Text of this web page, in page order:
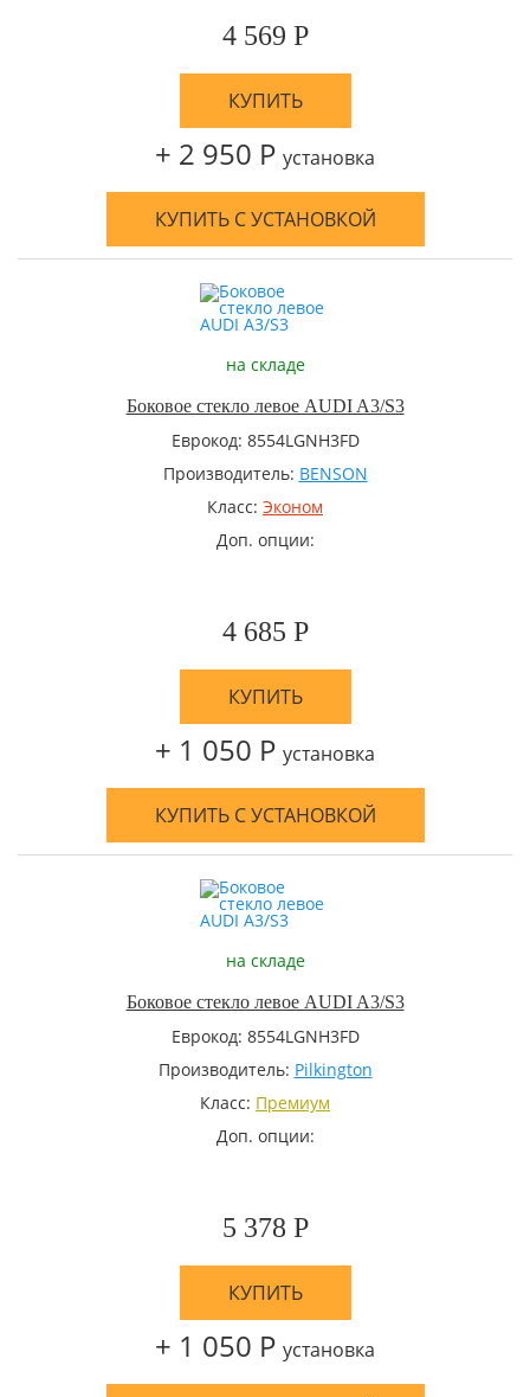
4 569 Р
КУПИТЬ
+ 2 950 Р установка
КУПИТЬ С УСТАНОВКОЙ
на складе
Боковое стекло левое AUDI A3/S3
Еврокод: 8554LGNH3FD
Производитель: BENSON
Класс: Эконом
Доп. опции:
4 685 Р
КУПИТЬ
+ 1 050 Р установка
КУПИТЬ С УСТАНОВКОЙ
на складе
Боковое стекло левое AUDI A3/S3
Еврокод: 8554LGNH3FD
Производитель: Pilkington
Класс: Премиум
Доп. опции:
5 378 Р
КУПИТЬ
+ 1 050 Р установка